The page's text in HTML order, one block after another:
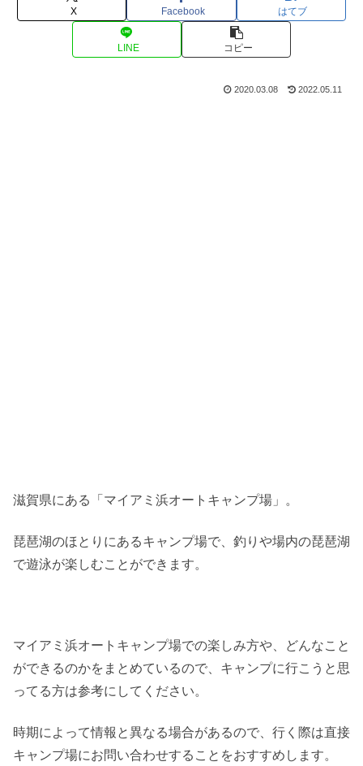
X Facebook はてブ
LINE コピー
2020.03.08 2022.05.11
滋賀県にある「マイアミ浜オートキャンプ場」。
琵琶湖のほとりにあるキャンプ場で、釣りや場内の琵琶湖
で遊泳が楽しむことができます。
マイアミ浜オートキャンプ場での楽しみ方や、どんなこと
ができるのかをまとめているので、キャンプに行こうと思
ってる方は参考にしてください。
時期によって情報と異なる場合があるので、行く際は直接
キャンプ場にお問い合わせすることをおすすめします。